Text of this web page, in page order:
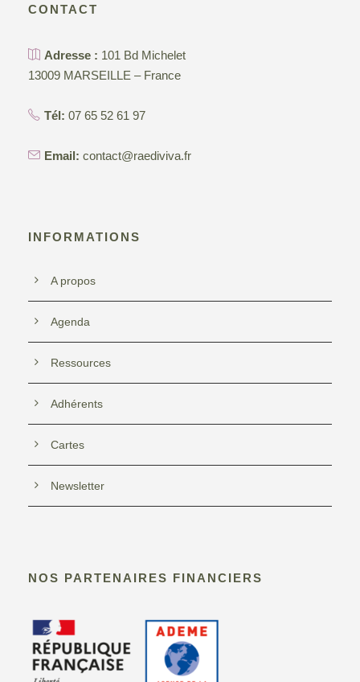
CONTACT
Adresse : 101 Bd Michelet
13009 MARSEILLE – France
Tél: 07 65 52 61 97
Email: contact@raediviva.fr
INFORMATIONS
A propos
Agenda
Ressources
Adhérents
Cartes
Newsletter
NOS PARTENAIRES FINANCIERS